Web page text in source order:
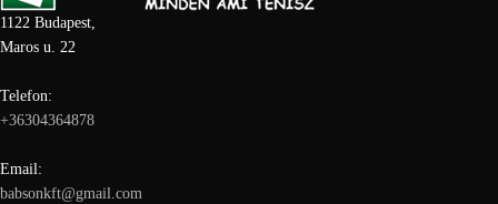
1122 Budapest,
Maros u. 22
Telefon:
+36304364878
Email:
babsonkft@gmail.com